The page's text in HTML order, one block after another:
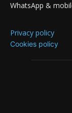
WhatsApp &
Privacy policy
Cookies policy